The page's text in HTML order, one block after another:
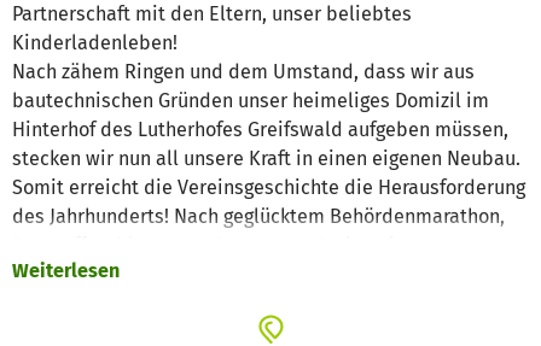
Partnerschaft mit den Eltern, unser beliebtes
Kinderladenleben!
Nach zähem Ringen und dem Umstand, dass wir aus
bautechnischen Gründen unser heimeliges Domizil im
Hinterhof des Lutherhofes Greifswald aufgeben müssen,
stecken wir nun all unsere Kraft in einen eigenen Neubau.
Somit erreicht die Vereinsgeschichte die Herausforderung
des Jahrhunderts! Nach geglücktem Behördenmarathon,
stehen wir vor vielen noch zu lösenden Problemen.
Eines davon sind finanzielle Mittel für die
Weiterlesen